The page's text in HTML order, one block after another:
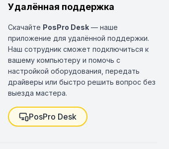
Удалённая поддержка
Скачайте PosPro Desk — наше
приложение для удалённой поддержки.
Наш сотрудник сможет подключиться к
вашему компьютеру и помочь с
настройкой оборудования, передать
драйверы или быстро решить вопрос без
выезда мастера.
PosPro Desk